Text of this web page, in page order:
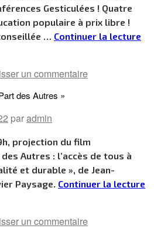
Gesticulées ! Quatre
populaire à prix libre !
… Continuer la lecture
un commentaire
des Autres »
paradmin
projection du film
Autres : l’accès de tous à
et durable », de Jean-
Paysage. Continuer la lecture
un commentaire